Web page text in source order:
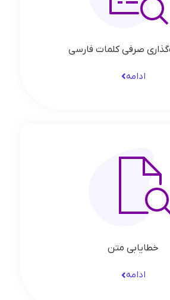
صرفی کلمات فارسی
ادامه
خطایابی متن
ادامه